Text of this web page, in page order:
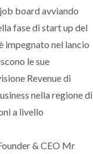
board avviando
fase di start up del
impegnato nel lancio
le sue
Revenue di
nella regione di
a livello
& CEO Mr